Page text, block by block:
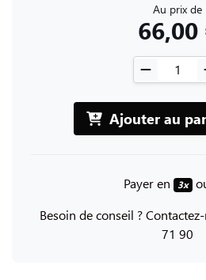
Au prix de
66,00
Ajouter au
Payer en 3x
Besoin de conseil ?
71 90